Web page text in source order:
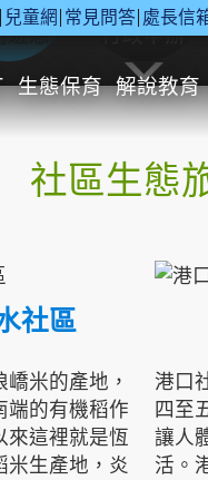
兒童網 常見問答 處長信
生態保育 解說教育
遊憩 行政申辦
社區生態
社區
米的產地，
端的有機稻作
來這裡就是恆
米生產地，炎
港口
四至
讓人
活。